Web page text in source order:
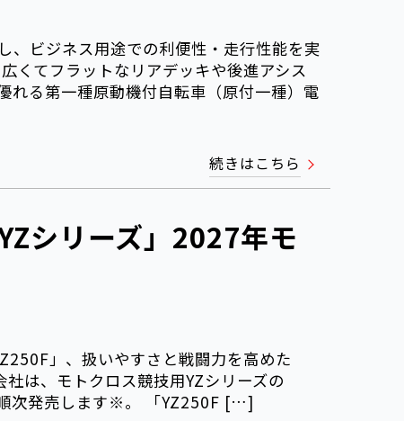
、ビジネス用途での利便性・走行性能を実
くてフラットなリアデッキや後進アシス
れる第一種原動機付自転車（原付一種）電
続きはこちら
シリーズ」2027年モ
」、扱いやすさと戦闘力を高めた
社は、モトクロス競技用YZシリーズの
次発売します※。 「YZ250F […]